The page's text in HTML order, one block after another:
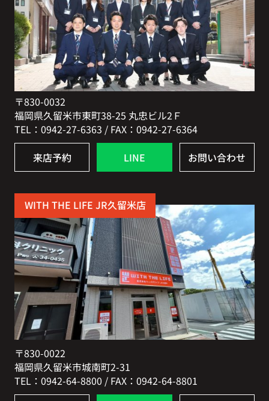
〒830-0032
福岡県久留米市東町38-25 丸忠ビル2Ｆ
TEL：0942-27-6363 / FAX：0942-27-6364
来店予約 LINE お問い合わせ
WITH THE LIFE JR久留米店
〒830-0022
福岡県久留米市城南町2-31
TEL：0942-64-8800 / FAX：0942-64-8801